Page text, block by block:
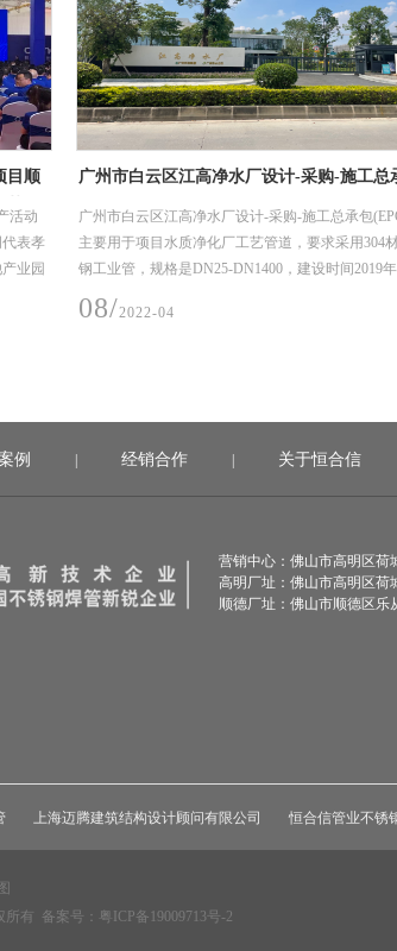
设计-采购-施工总承包
计-采购-施工总承包(EPC)项目，
艺管道，要求采用304材质不锈
，建设时间2019年10
入场至完成安装时间）。
江门顶津食品有限公
项目
江门顶津食品有限公司
于项目土建给排水管网
规格是DN 114*4、DN
例 经销合作 关于恒合信
营销中心：佛山市高明区荷
高明厂址：佛山市高明区荷
顺德厂址：佛山市顺德区乐
上海迈腾建筑结构设计顾问有限公司 恒合信管业不锈
所有 备案号：粤ICP备19009713号-2